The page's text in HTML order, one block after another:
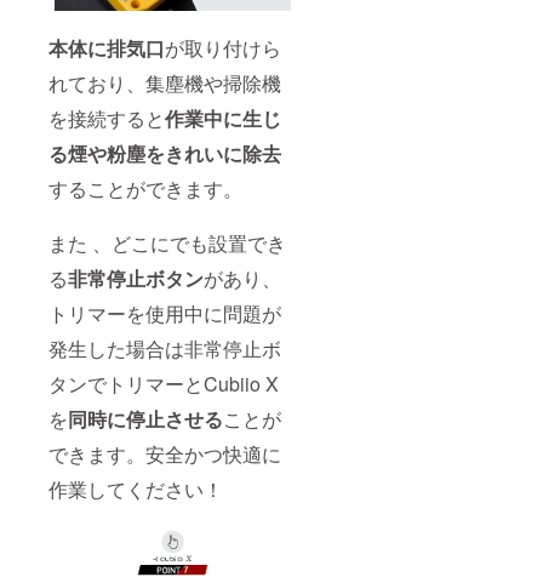
本体に排気口が取り付けら
れており、集塵機や掃除機
を接続すると作業中に生じ
る煙や粉塵をきれいに除去
することができます。
また 、どこにでも設置でき
る非常停止ボタンがあり、
トリマーを使用中に問題が
発生した場合は非常停止ボ
タンでトリマーとCubiio X
を同時に停止させることが
できます。安全かつ快適に
作業してください！